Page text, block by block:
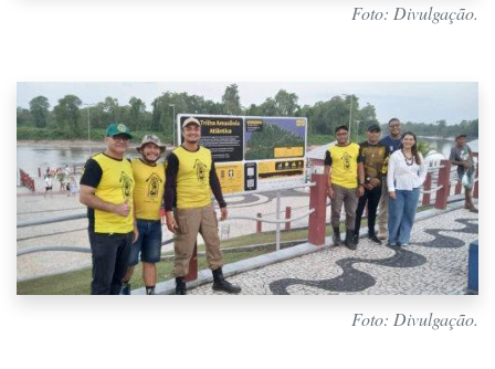
Foto: Divulgação.
Foto: Divulgação.